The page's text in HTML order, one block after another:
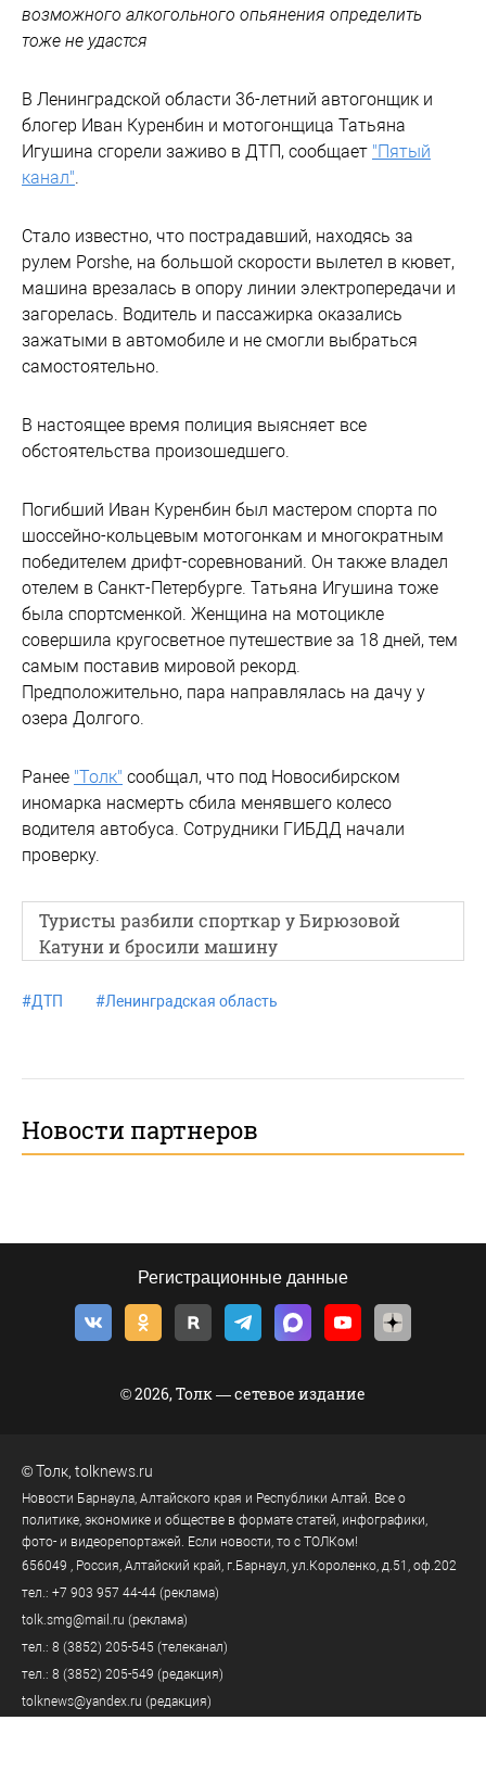
возможного алкогольного опьянения определить
тоже не удастся
В Ленинградской области 36-летний автогонщик и
блогер Иван Куренбин и мотогонщица Татьяна
Игушина сгорели заживо в ДТП, сообщает "Пятый
канал".
Стало известно, что пострадавший, находясь за
рулем Porshe, на большой скорости вылетел в кювет,
машина врезалась в опору линии электропередачи и
загорелась. Водитель и пассажирка оказались
зажатыми в автомобиле и не смогли выбраться
самостоятельно.
В настоящее время полиция выясняет все
обстоятельства произошедшего.
Погибший Иван Куренбин был мастером спорта по
шоссейно-кольцевым мотогонкам и многократным
победителем дрифт-соревнований. Он также владел
отелем в Санкт-Петербурге. Татьяна Игушина тоже
была спортсменкой. Женщина на мотоцикле
совершила кругосветное путешествие за 18 дней, тем
самым поставив мировой рекорд.
Предположительно, пара направлялась на дачу у
озера Долгого.
Ранее "Толк" сообщал, что под Новосибирском
иномарка насмерть сбила менявшего колесо
водителя автобуса. Сотрудники ГИБДД начали
проверку.
Туристы разбили спорткар у Бирюзовой
Катуни и бросили машину
#ДТП #Ленинградская область
Новости партнеров
Регистрационные данные
© 2026, Толк — сетевое издание
©Толк tolknews.ru
Новости Барнаула, Алтайского края и Республики Алтай. Все о
политике, экономике и обществе в формате статей, инфографики,
фото- и видеорепортажей. Если новости, то с ТОЛКом!
656049 , Россия, Алтайский край, г.Барнаул, ул.Короленко, д.51, оф.202
тел.: +7 903 957 44-44 (реклама)
tolk.smg@mail.ru (реклама)
тел.: 8 (3852) 205-545 (телеканал)
тел.: 8 (3852) 205-549 (редакция)
tolknews@yandex.ru (редакция)